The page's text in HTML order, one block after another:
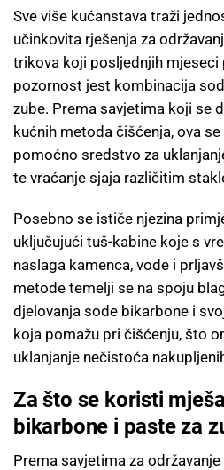
Sve više kućanstava traži
učinkovita rješenja za
trikova koji posljednjih mjeseci
pozornost jest kombinacija
zube. Prema savjetima koji se
kućnih metoda čišćenja, ova
pomoćno sredstvo za
te vraćanje sjaja različitim
Posebno se ističe njezina
uključujući tuš-kabine koje s
naslaga kamenca, vode i
metode temelji se na spoju
djelovanja sode bikarbone i
koja pomažu pri čišćenju, što
uklanjanje nečistoća
Za što se koristi
bikarbone i paste za
Prema savjetima za